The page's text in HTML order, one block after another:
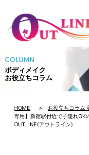
COLUMN
ボディメイク
お役立ちコラム
HOME > お役立ちコラム
専用】新宿駅付近で子連れOK
OUTLINE(アウトライン)